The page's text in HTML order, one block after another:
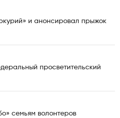
и анонсировал прыжок
просветительский
семьям волонтеров